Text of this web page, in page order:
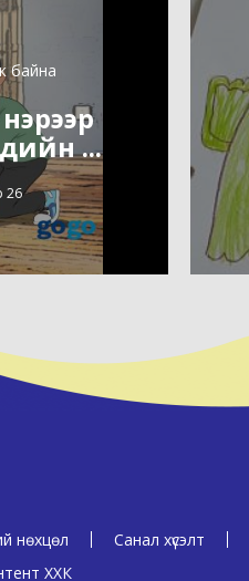
байна
...
26
нөхцөл Санал хүсэлт
ХХК